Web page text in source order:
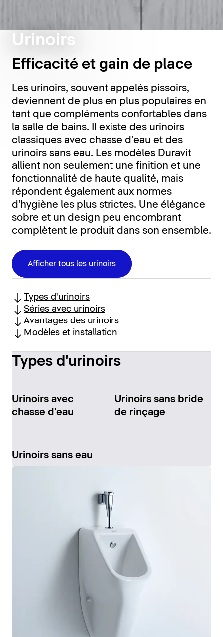
Urinoirs
Efficacité et gain de place
Les urinoirs, souvent appelés pissoirs,
deviennent de plus en plus populaires en
tant que compléments confortables dans
la salle de bains. Il existe des urinoirs
classiques avec chasse d'eau et des
urinoirs sans eau. Les modèles Duravit
allient non seulement une finition et une
fonctionnalité de haute qualité, mais
répondent également aux normes
d'hygiène les plus strictes. Une élégance
sobre et un design peu encombrant
complètent le produit dans son ensemble.
Afficher tous les urinoirs
Types d'urinoirs
Séries avec urinoirs
Avantages des urinoirs
Modèles et installation
Types d'urinoirs
Urinoirs avec
chasse d'eau
Urinoirs sans bride
de rinçage
Urinoirs sans eau